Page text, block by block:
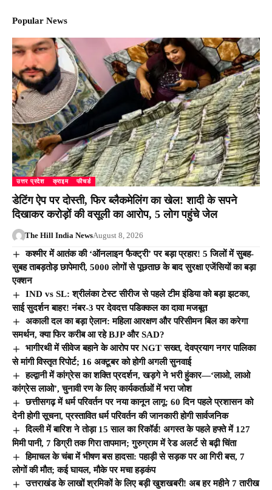
Popular News
उत्तर प्रदेश क्राइम फीचर्ड
डेटिंग ऐप पर दोस्ती, फिर ब्लैकमेलिंग का खेल! शादी के सपने
दिखाकर करोड़ों की वसूली का आरोप, 5 लोग पहुंचे जेल
The Hill India NewsAugust 8, 2026
कश्मीर में आतंक की ‘ऑनलाइन फैक्ट्री’ पर बड़ा प्रहार! 5 जिलों में सुबह-
सुबह ताबड़तोड़ छापेमारी, 5000 लोगों से पूछताछ के बाद सुरक्षा एजेंसियों का बड़ा
एक्शन
IND vs SL: श्रीलंका टेस्ट सीरीज से पहले टीम इंडिया को बड़ा झटका,
साई सुदर्शन बाहर! नंबर-3 पर देवदत्त पडिक्कल का दावा मजबूत
अकाली दल का बड़ा ऐलान: महिला आरक्षण और परिसीमन बिल का करेगा
समर्थन, क्या फिर करीब आ रहे BJP और SAD?
भागीरथी में सीवेज बहाने के आरोप पर NGT सख्त, देवप्रयाग नगर पालिका
से मांगी विस्तृत रिपोर्ट; 16 अक्टूबर को होगी अगली सुनवाई
हल्द्वानी में कांग्रेस का शक्ति प्रदर्शन, खड़गे ने भरी हुंकार—‘लाओ, लाओ
कांग्रेस लाओ’, चुनावी रण के लिए कार्यकर्ताओं में भरा जोश
छत्तीसगढ़ में धर्म परिवर्तन पर नया कानून लागू: 60 दिन पहले प्रशासन को
देनी होगी सूचना, प्रस्तावित धर्म परिवर्तन की जानकारी होगी सार्वजनिक
दिल्ली में बारिश ने तोड़ा 15 साल का रिकॉर्ड! अगस्त के पहले हफ्ते में 127
मिमी पानी, 7 डिग्री तक गिरा तापमान; गुरुग्राम में रेड अलर्ट से बढ़ी चिंता
हिमाचल के चंबा में भीषण बस हादसा: पहाड़ी से सड़क पर आ गिरी बस, 7
लोगों की मौत; कई घायल, मौके पर मचा हड़कंप
उत्तराखंड के लाखों श्रमिकों के लिए बड़ी खुशखबरी! अब हर महीने 7 तारीख